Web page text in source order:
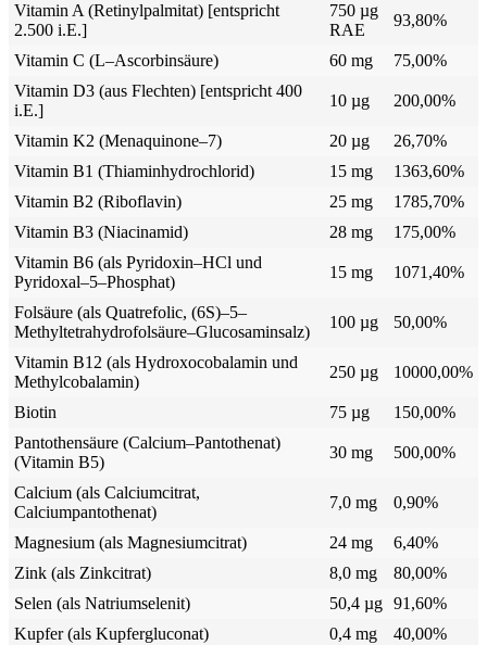
Vitamin A (Retinylpalmitat) [entspricht
2.500 i.E.]
750 µg
RAE
93,80%
Vitamin C (L–Ascorbinsäure) 60 mg
75,00%
Vitamin D3 (aus Flechten) [entspricht 400
i.E.]
10 µg 200,00%
Vitamin K2 (Menaquinone–7) 20 µg
26,70%
Vitamin B1 (Thiaminhydrochlorid)
15 mg
1363,60%
Vitamin B2 (Riboflavin)
25 mg
1785,70%
Vitamin B3 (Niacinamid)
28 mg
175,00%
Vitamin B6 (als Pyridoxin–HCl und
Pyridoxal–5–Phosphat)
15 mg 1071,40%
Folsäure (als Quatrefolic, (6S)–5–
Methyltetrahydrofolsäure–Glucosaminsalz)
100 µg 50,00%
Vitamin B12 (als Hydroxocobalamin und
Methylcobalamin)
250 µg 10000,00%
Biotin 75 µg
150,00%
Pantothensäure (Calcium–Pantothenat)
(Vitamin B5)
30 mg 500,00%
Calcium (als Calciumcitrat,
Calciumpantothenat)
7,0 mg 0,90%
Magnesium (als Magnesiumcitrat) 24 mg
6,40%
Zink (als Zinkcitrat)
8,0 mg
80,00%
Selen (als Natriumselenit)
50,4 µg 91,60%
Kupfer (als Kupfergluconat)
0,4 mg
40,00%